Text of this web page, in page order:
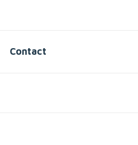
Contact